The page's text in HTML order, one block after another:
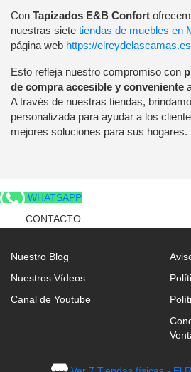
Con Tapizados E&B Confort
nuestras siete tiendas de muebles en
página web https://
Esto refleja nuestro compromiso con
de compra accesible y conveniente
A través de nuestras tiendas,
personalizada para ayudar a los
mejores soluciones para sus hogares.
WHATSAPP
CONTACTO
Nuestro Blog
Nuestros Vídeos
Canal de Youtube